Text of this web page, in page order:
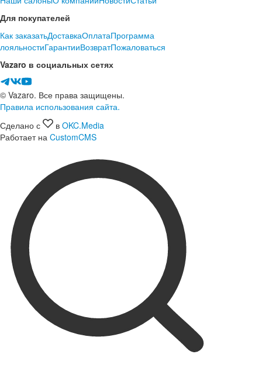
Для покупателей
Как заказатьДоставкаОплатаПрограмма
лояльностиГарантииВозвратПожаловаться
Vazaro в социальных сетях
© Vazaro. Все права защищены.
Правила использования сайта.
Сделано с
в OKC.Media
Работает на CustomCMS